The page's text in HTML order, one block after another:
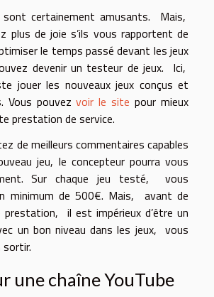
sont certainement amusants. Mais,
plus de joie s’ils vous rapportent de
le temps passé devant les jeux
devenir un testeur de jeux. Ici,
jouer les nouveaux jeux conçus et
Vous pouvezvoir le site pour mieux
prestation de service.
de meilleurs commentaires capables
jeu, le concepteur pourra vous
Sur chaque jeu testé, vous
minimum de 500€. Mais, avant de
prestation, il est impérieux d’être un
un bon niveau dans les jeux, vous
sortir.
une chaîne YouTube